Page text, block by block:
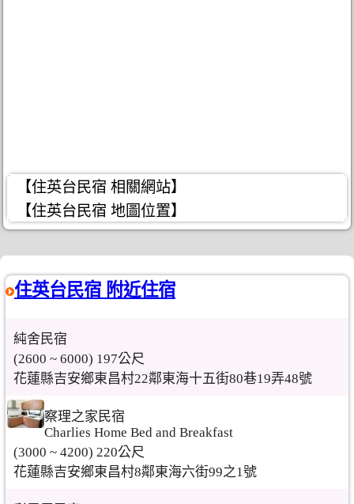
【住英台民宿 相關網站】
【住英台民宿 地圖位置】
住英台民宿 附近住宿
純舍民宿
(2600 ~ 6000) 197公尺
花蓮縣吉安鄉東昌村22鄰東海十五街80巷19弄48號
察理之家民宿
Charlies Home Bed and Breakfast
(3000 ~ 4200) 220公尺
花蓮縣吉安鄉東昌村8鄰東海六街99之1號